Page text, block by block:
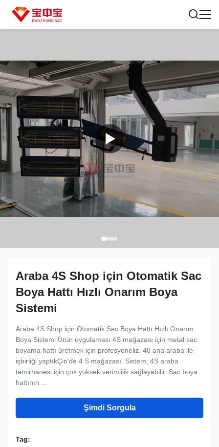
Araba 4S Shop için Otomatik Sac
Boya Hattı Hızlı Onarım Boya
Sistemi
Araba 4S Shop için Otomatik Sac Boya Hattı Hızlı Onarım
Boya Sistemi Ürün uygulaması 4S mağazası için metal sac
boyama hattı üretmek için profesyoneliz. 48 ana araba ile
işbirliği yaptıkÇin'de 4 S mağazası. Sistem, 4S araba
tamirhanesi için çok yüksek verimlilik sağlayabilir. Sac boya
hattının ...
Şimdi Sorgula
Tag: